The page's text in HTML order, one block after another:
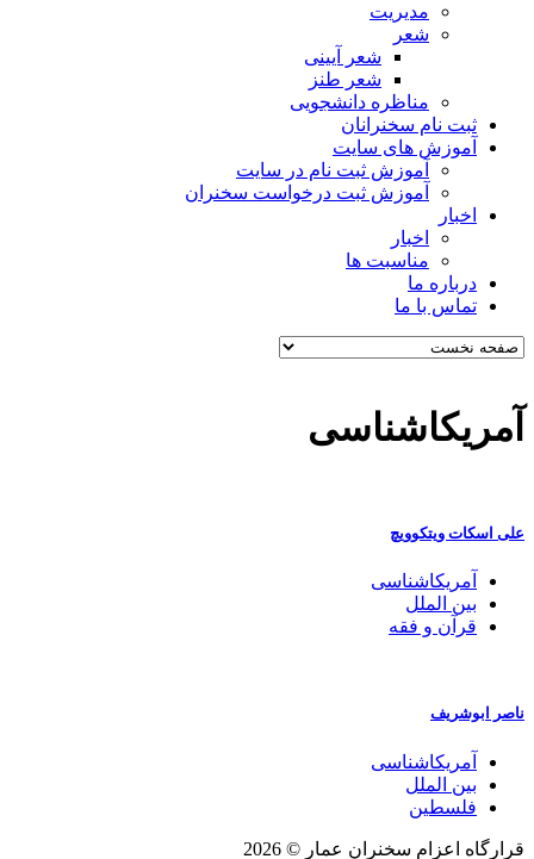
مدیریت
شعر
شعر آیینی
شعر طنز
مناظره دانشجویی
ثبت نام سخنرانان
آموزش های سایت
آموزش ثبت نام در سایت
آموزش ثبت درخواست سخنران
اخبار
اخبار
مناسبت ها
درباره ما
تماس با ما
آمریکاشناسی
علی اسکات ویتکوویچ
آمریکاشناسی
بین الملل
قرآن و فقه
ناصر ابوشریف
آمریکاشناسی
بین الملل
فلسطین
قرارگاه اعزام سخنران عمار © 2026